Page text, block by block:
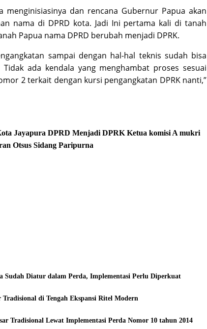
menginisiasinya dan rencana Gubernur Papua akan
nama di DPRD kota. Jadi Ini pertama kali di tanah
Papua nama DPRD berubah menjadi DPRK.
sampai dengan hal-hal teknis sudah bisa
ada kendala yang menghambat proses sesuai
2 terkait dengan kursi pengangkatan DPRK nanti,”
Jayapura DPRD Menjadi DPRK Ketua komisi A mukri
Otsus Sidang Paripurna
Sudah Diatur dalam Perda, Implementasi Perlu Diperkuat
di Tengah Ekspansi Ritel Modern
Tradisional Lewat Implementasi Perda Nomor 10 tahun 2014